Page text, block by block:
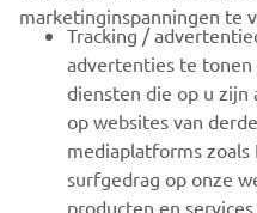
VOOR BEDRIJVEN
MEER YAMAHA
ONDERSTEUNING
marketinginspanningen te
Tracking /
advertenties te tonen
diensten die op u zijn
op websites van
mediaplatforms zoals
surfgedrag op onze
producten en